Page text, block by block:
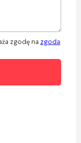
zgodę na zgoda